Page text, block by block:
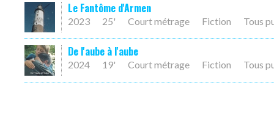
Le Fantôme d'Armen
2023 25' Court métrage Fiction Tous
De l'aube à l'aube
2024 19' Court métrage Fiction Tous